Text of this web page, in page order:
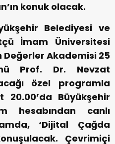
konuk olacak.
Belediyesi ve
İmam Üniversitesi
Akademisi 25
Prof. Dr. Nevzat
özel programla
Büyükşehir
hesabından canlı
‘Dijital Çağda
Çevrimiçi